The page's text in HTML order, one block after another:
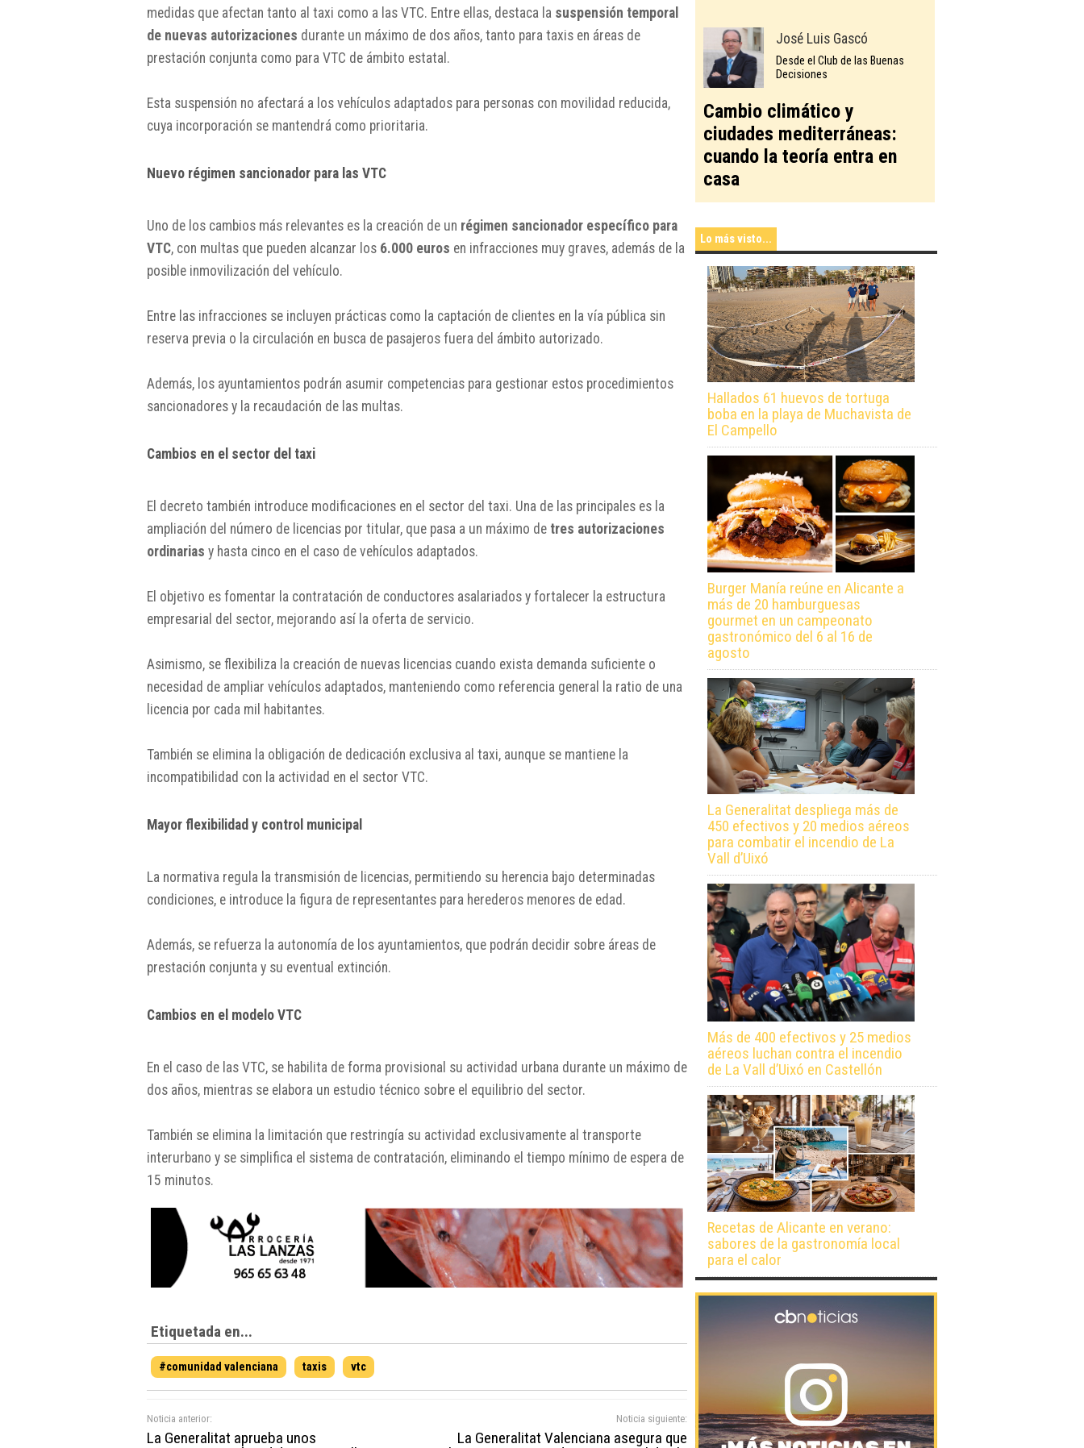
medidas que afectan tanto al taxi como a las VTC. Entre ellas, destaca la suspensión temporal
de nuevas autorizaciones durante un máximo de dos años, tanto para taxis en áreas de
prestación conjunta como para VTC de ámbito estatal.
Esta suspensión no afectará a los vehículos adaptados para personas con movilidad reducida,
cuya incorporación se mantendrá como prioritaria.
Nuevo régimen sancionador para las VTC
Uno de los cambios más relevantes es la creación de un régimen sancionador específico para
VTC, con multas que pueden alcanzar los 6.000 euros en infracciones muy graves, además de la
posible inmovilización del vehículo.
Entre las infracciones se incluyen prácticas como la captación de clientes en la vía pública sin
reserva previa o la circulación en busca de pasajeros fuera del ámbito autorizado.
Además, los ayuntamientos podrán asumir competencias para gestionar estos procedimientos
sancionadores y la recaudación de las multas.
Cambios en el sector del taxi
El decreto también introduce modificaciones en el sector del taxi. Una de las principales es la
ampliación del número de licencias por titular, que pasa a un máximo de tres autorizaciones
ordinarias y hasta cinco en el caso de vehículos adaptados.
El objetivo es fomentar la contratación de conductores asalariados y fortalecer la estructura
empresarial del sector, mejorando así la oferta de servicio.
Asimismo, se flexibiliza la creación de nuevas licencias cuando exista demanda suficiente o
necesidad de ampliar vehículos adaptados, manteniendo como referencia general la ratio de una
licencia por cada mil habitantes.
También se elimina la obligación de dedicación exclusiva al taxi, aunque se mantiene la
incompatibilidad con la actividad en el sector VTC.
Mayor flexibilidad y control municipal
La normativa regula la transmisión de licencias, permitiendo su herencia bajo determinadas
condiciones, e introduce la figura de representantes para herederos menores de edad.
Además, se refuerza la autonomía de los ayuntamientos, que podrán decidir sobre áreas de
prestación conjunta y su eventual extinción.
Cambios en el modelo VTC
En el caso de las VTC, se habilita de forma provisional su actividad urbana durante un máximo de
dos años, mientras se elabora un estudio técnico sobre el equilibrio del sector.
También se elimina la limitación que restringía su actividad exclusivamente al transporte
interurbano y se simplifica el sistema de contratación, eliminando el tiempo mínimo de espera de
15 minutos.
Etiquetada en...
#comunidad valenciana taxis vtc
Noticia anterior:
La Generalitat aprueba unos
Noticia siguiente:
La Generalitat Valenciana asegura que
José Luis Gascó
Desde el Club de las Buenas
Decisiones
Cambio climático y
ciudades mediterráneas:
cuando la teoría entra en
casa
Lo más visto...
Hallados 61 huevos de tortuga
boba en la playa de Muchavista de
El Campello
Burger Manía reúne en Alicante a
más de 20 hamburguesas
gourmet en un campeonato
gastronómico del 6 al 16 de
agosto
La Generalitat despliega más de
450 efectivos y 20 medios aéreos
para combatir el incendio de La
Vall d’Uixó
Más de 400 efectivos y 25 medios
aéreos luchan contra el incendio
de La Vall d’Uixó en Castellón
Recetas de Alicante en verano:
sabores de la gastronomía local
para el calor